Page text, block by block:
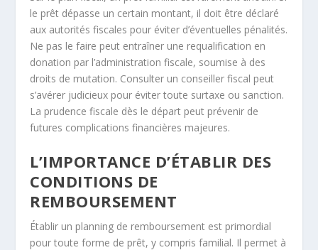
le prêt dépasse un certain montant, il doit être déclaré
aux autorités fiscales pour éviter d’éventuelles pénalités.
Ne pas le faire peut entraîner une requalification en
donation par l’administration fiscale, soumise à des
droits de mutation. Consulter un conseiller fiscal peut
s’avérer judicieux pour éviter toute surtaxe ou sanction.
La prudence fiscale dès le départ peut prévenir de
futures complications financières majeures.
L’IMPORTANCE D’ÉTABLIR DES
CONDITIONS DE
REMBOURSEMENT
Établir un planning de remboursement est primordial
pour toute forme de prêt, y compris familial. Il permet à